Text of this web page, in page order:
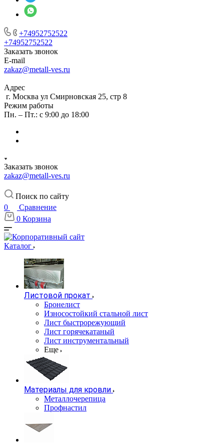
+74952752522
+74952752522
Заказать звонок
E-mail
zakaz@metall-ves.ru
Адрес
г. Москва ул Смирновская 25, стр 8
Режим работы
Пн. – Пт.: с 9:00 до 18:00
Заказать звонок
zakaz@metall-ves.ru
Поиск по сайту
0
Сравнение
0 Корзина
Каталог
Листовой прокат
Бронелист
Износостойкий стальной лист
Лист быстрорежующий
Лист горячекатаный
Лист инструментальный
Еще
Материалы для кровли
Металлочерепица
Профнастил